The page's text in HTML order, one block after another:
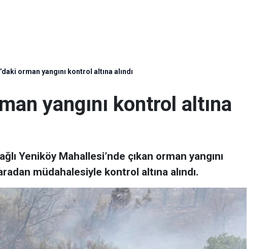
orman yangını kontrol altına alındı
yangını kontrol altına
Yeniköy Mahallesi’nde çıkan orman yangını
müdahalesiyle kontrol altına alındı.